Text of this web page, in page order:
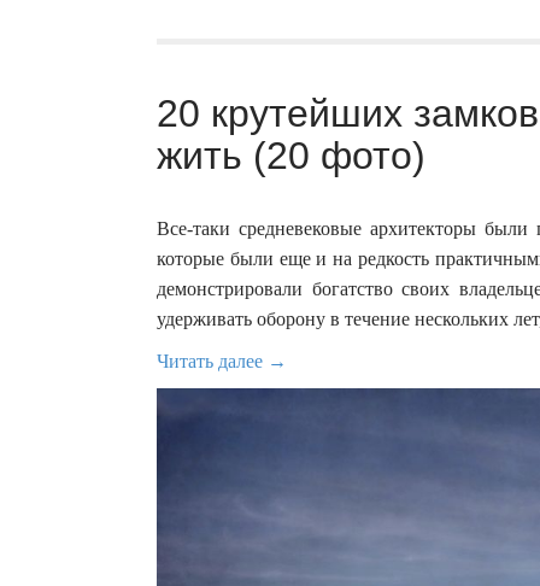
20 крутейших
жить (20 фото)
Все-таки средневековые архитекторы
которые были еще и на редкость
демонстрировали богатство своих
удерживать оборону в течение нескольких
Читать далее →